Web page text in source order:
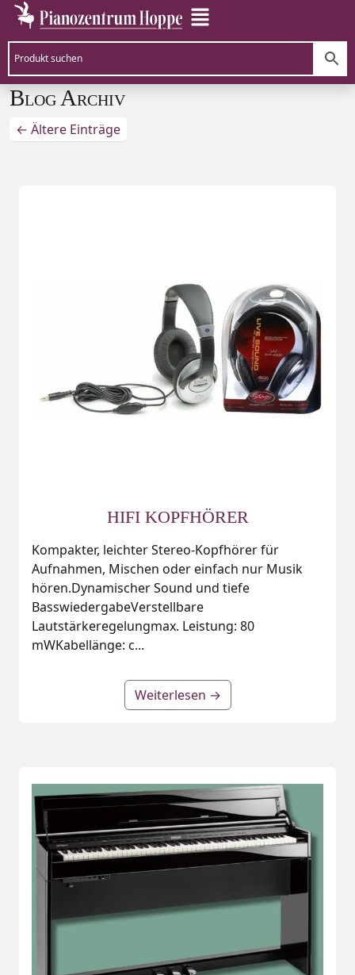
Blog Archiv
← Ältere Einträge
HIFI KOPFHÖRER
Kompakter, leichter Stereo-Kopfhörer für
Aufnahmen, Mischen oder einfach nur Musik
hören.Dynamischer Sound und tiefe
BasswiedergabeVerstellbare
Lautstärkeregelungmax. Leistung: 80
mWKabellänge: c...
Weiterlesen →